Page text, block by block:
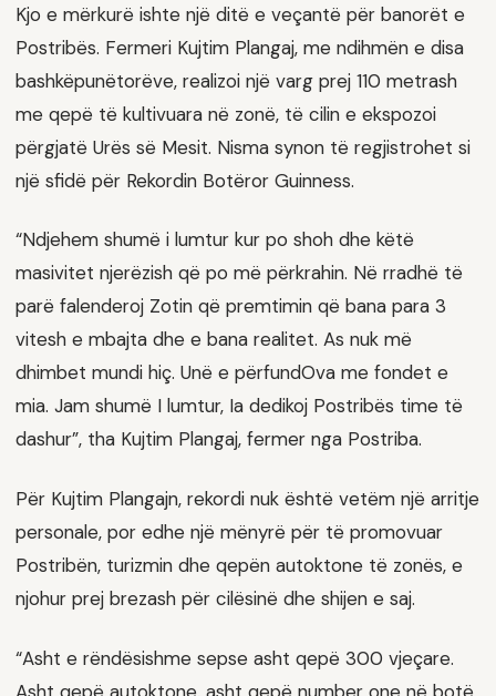
Kjo e mërkurë ishte një ditë e veçantë për banorët e
Postribës. Fermeri Kujtim Plangaj, me ndihmën e disa
bashkëpunëtorëve, realizoi një varg prej 110 metrash
me qepë të kultivuara në zonë, të cilin e ekspozoi
përgjatë Urës së Mesit. Nisma synon të regjistrohet si
një sfidë për Rekordin Botëror Guinness.
“Ndjehem shumë i lumtur kur po shoh dhe këtë
masivitet njerëzish që po më përkrahin. Në rradhë të
parë falenderoj Zotin që premtimin që bana para 3
vitesh e mbajta dhe e bana realitet. As nuk më
dhimbet mundi hiç. Unë e përfundOva me fondet e
mia. Jam shumë I lumtur, Ia dedikoj Postribës time të
dashur”, tha Kujtim Plangaj, fermer nga Postriba.
Për Kujtim Plangajn, rekordi nuk është vetëm një arritje
personale, por edhe një mënyrë për të promovuar
Postribën, turizmin dhe qepën autoktone të zonës, e
njohur prej brezash për cilësinë dhe shijen e saj.
“Asht e rëndësishme sepse asht qepë 300 vjeçare.